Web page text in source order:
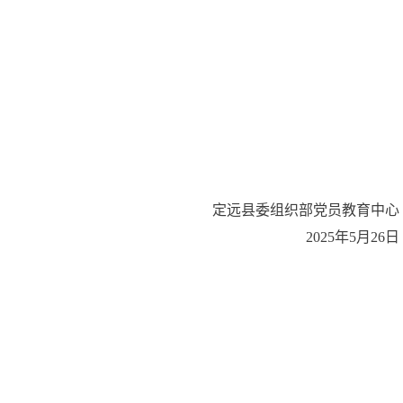
定远县委组织部党员教育中心
2025年5月26日